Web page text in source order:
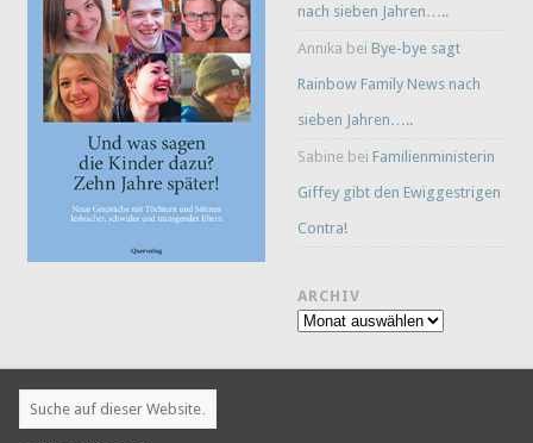
nach sieben Jahren…..
Annika bei Bye-bye sagt
Rainbow Family News nach
sieben Jahren…..
Sabine bei Familienministerin
Giffey gibt den Ewiggestrigen
Contra!
ARCHIV
Archiv